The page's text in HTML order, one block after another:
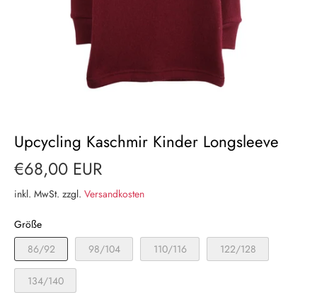
Upcycling Kaschmir Kinder Longsleeve
€68,00 EUR
inkl. MwSt. zzgl. Versandkosten
Größe
86/92
98/104 110/116 122/128
134/140